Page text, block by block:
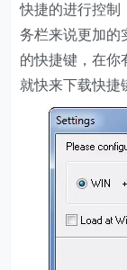
快捷的进行控制
务栏来说更加的
的快捷键，在你
就快来下载快捷